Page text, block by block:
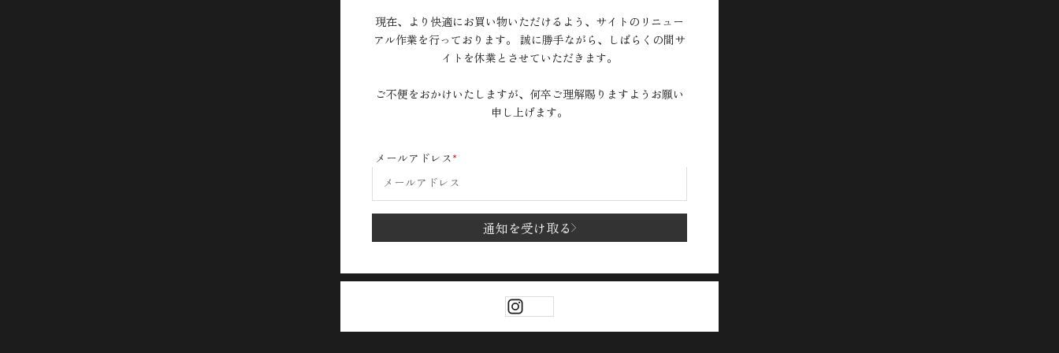
現在、より快適にお買い物いただけるよう、サイトのリニュー
アル作業を行っております。 誠に勝手ながら、しばらくの間サ
イトを休業とさせていただきます。
ご不便をおかけいたしますが、何卒ご理解賜りますようお願い
申し上げます。
メールアドレス
通知を受け取る